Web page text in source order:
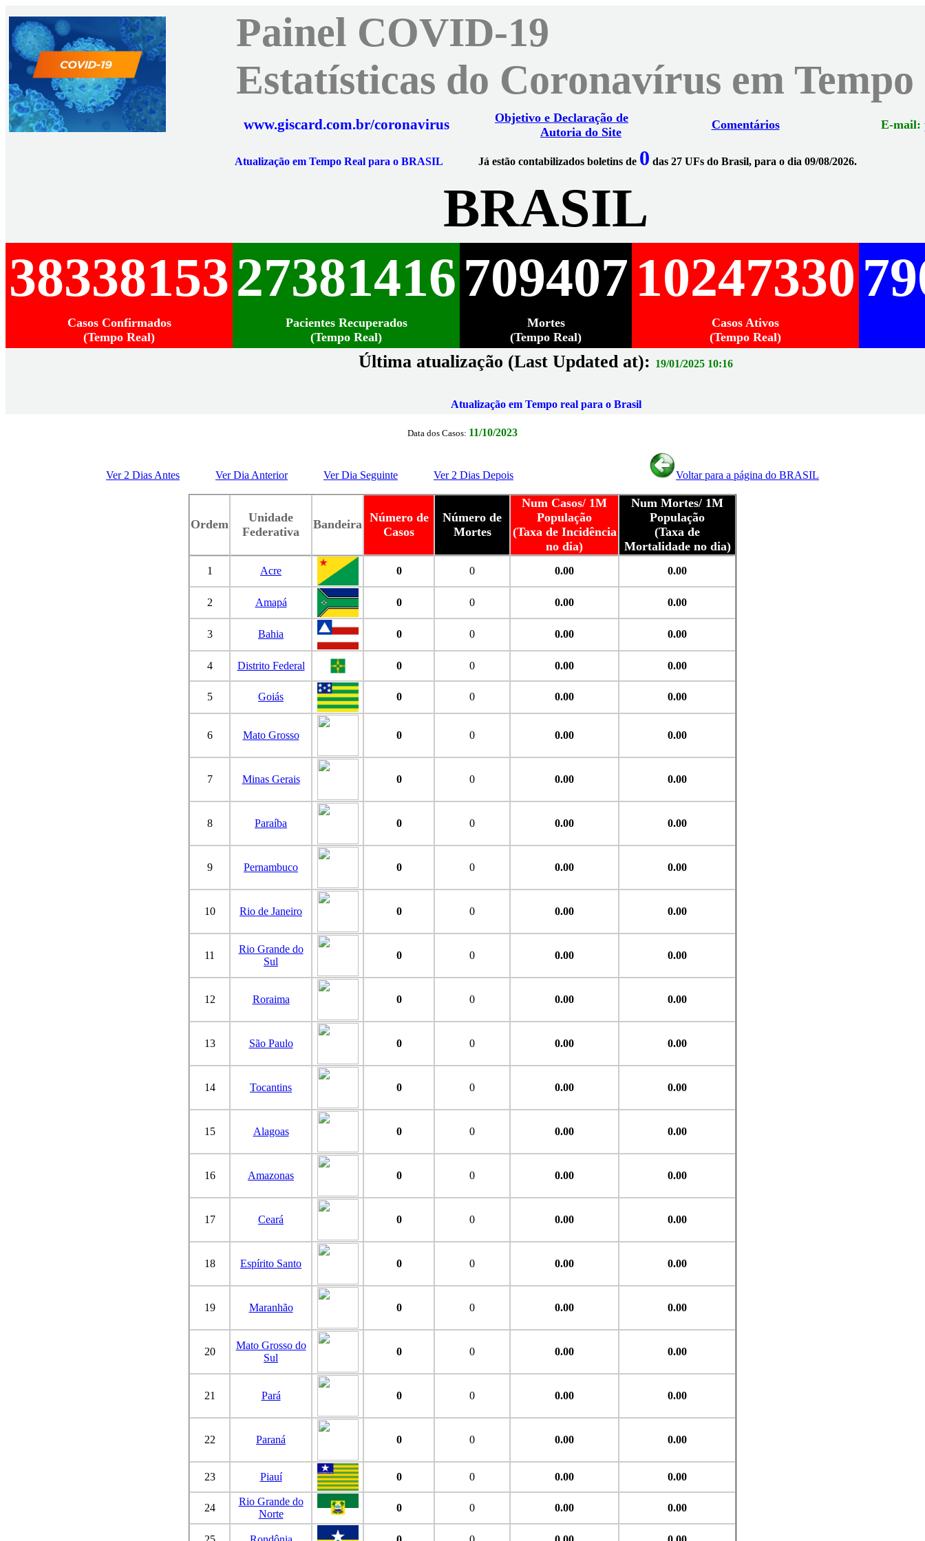
Painel COVID-19
Estatísticas do Coronavírus em Tempo
www.giscard.com.br/coronavirus
Objetivo e Declaração de
Autoria do Site
Comentários E-mail:
Atualização em Tempo Real para o BRASIL Já estão contabilizados boletins de 0 das 27 UFs do Brasil, para o dia 09/08/2026.
BRASIL
3833815327381416709407 10247330
Casos Confirmados
(Tempo Real)
Pacientes Recuperados
(Tempo Real)
Mortes
(Tempo Real)
Casos Ativos
(Tempo Real)
Última atualização (Last Updated at): 19/01/2025 10:16
Atualização em Tempo real para o Brasil
Data dos Casos: 11/10/2023
Ver 2 Dias Antes Ver Dia Anterior Ver Dia Seguinte Ver 2 Dias Depois Voltar para a página do BRASIL
Ordem
Unidade
Federativa
Bandeira Número de
Casos
Número de
Mortes
Num Casos/ 1M
População
(Taxa de Incidência
no dia)
Num Mortes/ 1M
População
(Taxa de
Mortalidade no dia)
1 Acre 0 0 0.00 0.00
2 Amapá 0 0 0.00 0.00
3 Bahia 0 0 0.00 0.00
4 Distrito Federal 0 0 0.00 0.00
5 Goiás 0 0 0.00 0.00
6 Mato Grosso 0 0 0.00 0.00
7 Minas Gerais 0 0 0.00 0.00
8 Paraíba 0 0 0.00 0.00
9 Pernambuco 0 0 0.00 0.00
10 Rio de Janeiro 0 0 0.00 0.00
11
Rio Grande do
Sul
0 0 0.00 0.00
12 Roraima 0 0 0.00 0.00
13 São Paulo 0 0 0.00 0.00
14 Tocantins 0 0 0.00 0.00
15 Alagoas 0 0 0.00 0.00
16 Amazonas 0 0 0.00 0.00
17 Ceará 0 0 0.00 0.00
18 Espírito Santo 0 0 0.00 0.00
19 Maranhão 0 0 0.00 0.00
20
Mato Grosso do
Sul
0 0 0.00 0.00
21 Pará 0 0 0.00 0.00
22 Paraná 0 0 0.00 0.00
23 Piauí 0 0 0.00 0.00
24
Rio Grande do
Norte
0 0 0.00 0.00